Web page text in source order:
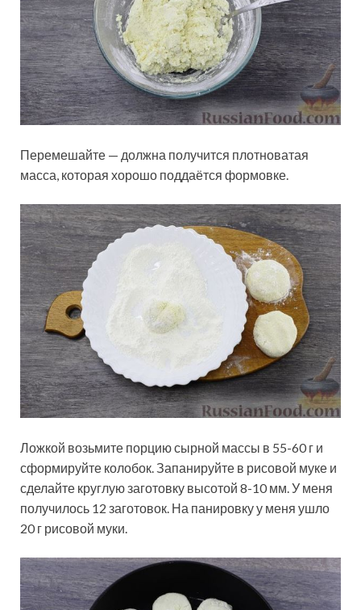
Перемешайте — должна получится плотноватая
масса, которая хорошо поддаётся формовке.
Ложкой возьмите порцию сырной массы в 55-60 г и
сформируйте колобок. Запанируйте в рисовой муке и
сделайте круглую заготовку высотой 8-10 мм. У меня
получилось 12 заготовок. На панировку у меня ушло
20 г рисовой муки.